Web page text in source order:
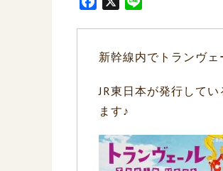
e
o
k
e
新幹線内でトランヴェ
JR東日本が発行して
ます♪